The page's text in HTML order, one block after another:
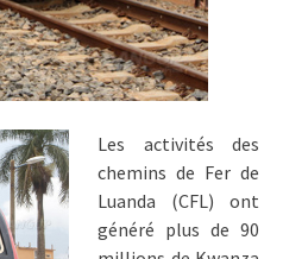
Les activités des
chemins de Fer de
Luanda (CFL) ont
généré plus de 90